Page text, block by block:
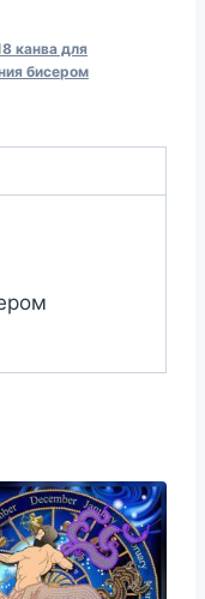
канва для
бисером